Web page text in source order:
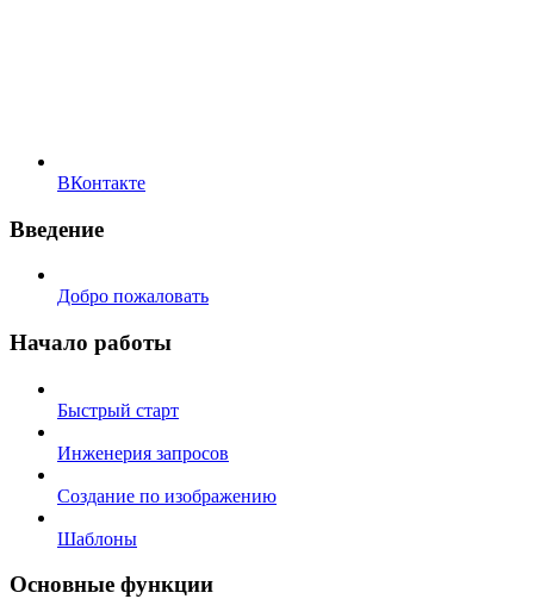
ВКонтакте
Введение
Добро пожаловать
Начало работы
Быстрый старт
Инженерия запросов
Создание по изображению
Шаблоны
Основные функции